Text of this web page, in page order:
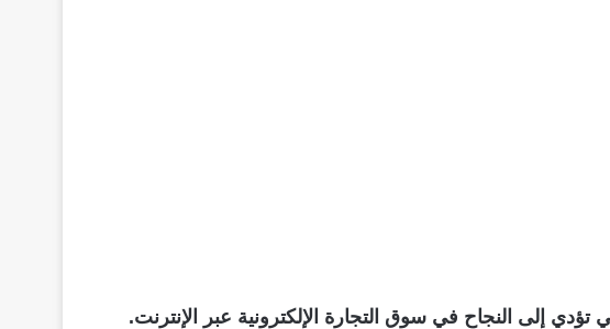
إلى النجاح في سوق التجارة الإلكترونية عبر الإنترنت.